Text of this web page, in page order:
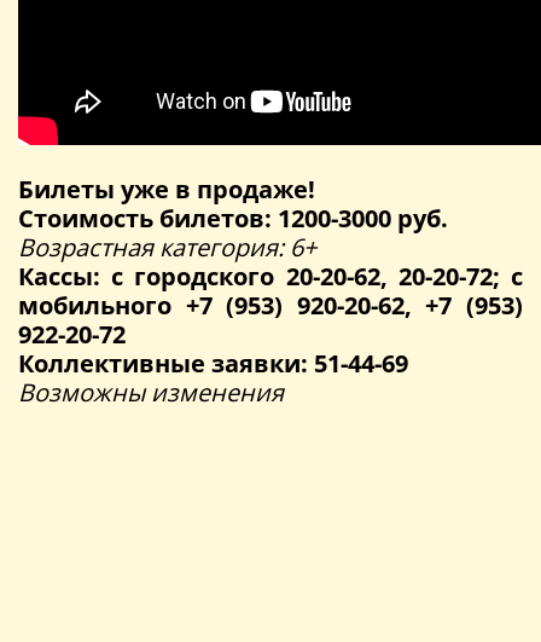
Билеты уже в продаже!
Стоимость билетов: 1200-3000 руб.
Возрастная категория: 6+
Кассы: с городского 20-20-62, 20-20-72; с
мобильного +7 (953) 920-20-62, +7 (953)
922-20-72
Коллективные заявки: 51-44-69
Возможны изменения